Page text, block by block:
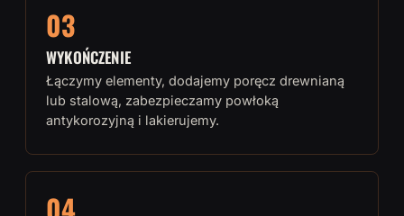
03
WYKOŃCZENIE
Łączymy elementy, dodajemy poręcz drewnianą
lub stalową, zabezpieczamy powłoką
antykorozyjną i lakierujemy.